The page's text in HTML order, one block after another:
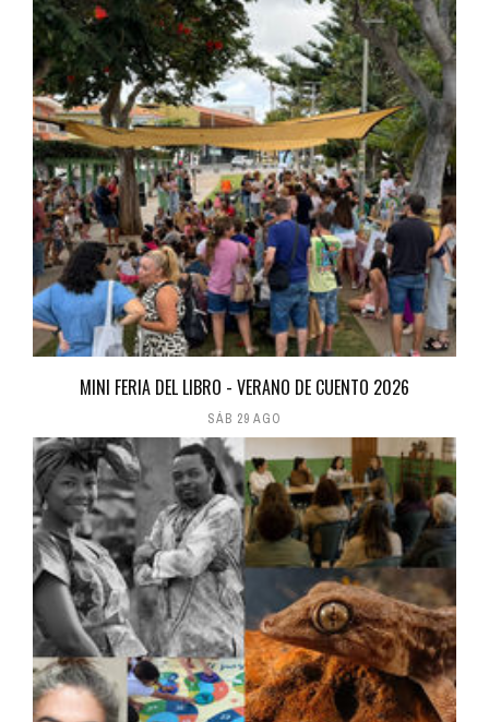
MINI FERIA DEL LIBRO - VERANO DE CUENTO 2026
SÁB 29 AGO